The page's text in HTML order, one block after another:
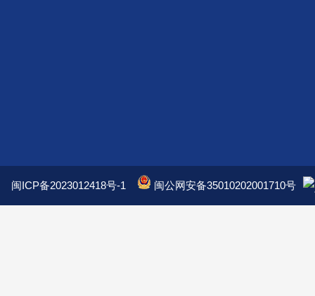
闽ICP备2023012418号-1 闽公网安备35010202001710号